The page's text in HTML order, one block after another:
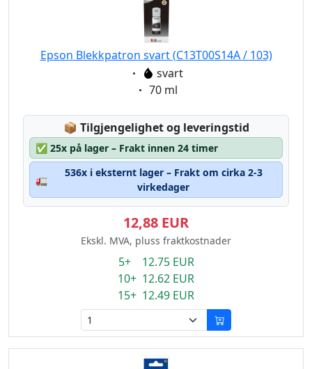
Epson Blekkpatron svart (C13T00S14A / 103)
Eigenschaft:
svart
Eigenschaft:
70 ml
📦 Lagerstatus:
Tilgjengelighet og leveringstid
✅ 25x på lager – Frakt innen 24 timer
🚛
536x i eksternt lager – Frakt om cirka 2-3
virkedager
12,88 EUR
Ekskl. MVA, pluss fraktkostnader
5+ 12.75 EUR
10+ 12.62 EUR
15+ 12.49 EUR